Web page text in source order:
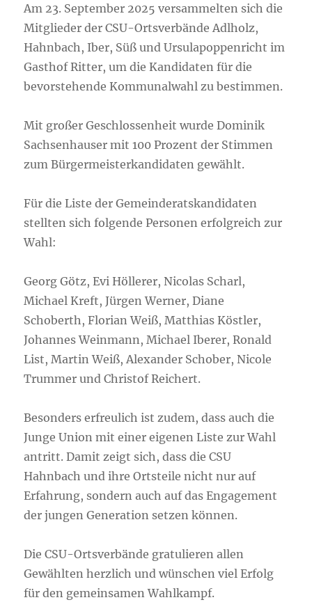
Am 23. September 2025 versammelten sich die
Mitglieder der CSU-Ortsverbände Adlholz,
Hahnbach, Iber, Süß und Ursulapoppenricht im
Gasthof Ritter, um die Kandidaten für die
bevorstehende Kommunalwahl zu bestimmen.
Mit großer Geschlossenheit wurde Dominik
Sachsenhauser mit 100 Prozent der Stimmen
zum Bürgermeisterkandidaten gewählt.
Für die Liste der Gemeinderatskandidaten
stellten sich folgende Personen erfolgreich zur
Wahl:
Georg Götz, Evi Höllerer, Nicolas Scharl,
Michael Kreft, Jürgen Werner, Diane
Schoberth, Florian Weiß, Matthias Köstler,
Johannes Weinmann, Michael Iberer, Ronald
List, Martin Weiß, Alexander Schober, Nicole
Trummer und Christof Reichert.
Besonders erfreulich ist zudem, dass auch die
Junge Union mit einer eigenen Liste zur Wahl
antritt. Damit zeigt sich, dass die CSU
Hahnbach und ihre Ortsteile nicht nur auf
Erfahrung, sondern auch auf das Engagement
der jungen Generation setzen können.
Die CSU-Ortsverbände gratulieren allen
Gewählten herzlich und wünschen viel Erfolg
für den gemeinsamen Wahlkampf.